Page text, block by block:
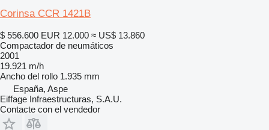
Corinsa CCR 1421B
$ 556.600 EUR 12.000 ≈ US$ 13.860
Compactador de neumáticos
2001
19.921 m/h
Ancho del rollo 1.935 mm
España, Aspe
Eiffage Infraestructuras, S.A.U.
Contacte con el vendedor